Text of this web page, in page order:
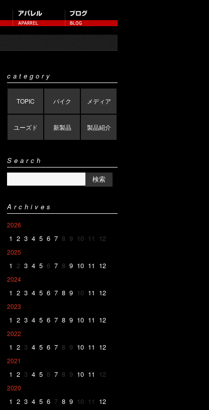
category
TOPIC バイク メディア
ユーズド 新製品 製品紹介
Search
Archives
2026
1 2 3 4 5 6 7 8 9 10 11 12
2025
1 2 3 4 5 6 7 8 9 10 11 12
2024
1 2 3 4 5 6 7 8 9 10 11 12
2023
1 2 3 4 5 6 7 8 9 10 11 12
2022
1 2 3 4 5 6 7 8 9 10 11 12
2021
1 2 3 4 5 6 7 8 9 10 11 12
2020
1 2 3 4 5 6 7 8 9 10 11 12